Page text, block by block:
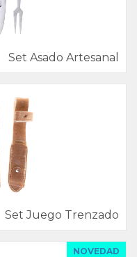
Set Asado Artesanal
Set Juego Trenzado
NOVEDAD